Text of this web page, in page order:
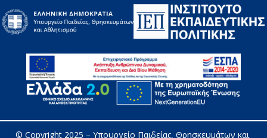
© Copyright 2025 – Υπουργείο Παιδείας, Θρησκευμάτων και